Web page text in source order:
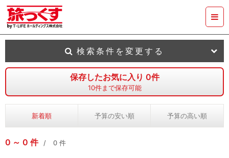
保存したお気に入り 0件
10件まで保存可能
新着順 予算の安い順 予算の高い順
0 0 件 0 件
検索条件を変更する